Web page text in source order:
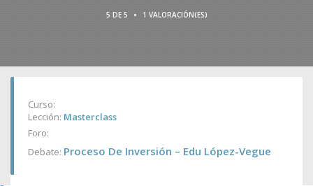
5 DE 5 • 1 VALORACIÓN(ES)
Curso:
Lección: Masterclass
Foro:
Debate: Proceso De Inversión – Edu López-Vegue